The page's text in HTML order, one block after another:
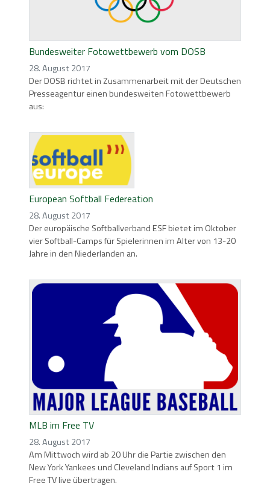
Bundesweiter Fotowettbewerb vom DOSB
28. August 2017
Der DOSB richtet in Zusammenarbeit mit der Deutschen
Presseagentur einen bundesweiten Fotowettbewerb
aus:
European Softball Federeation
28. August 2017
Der europäische Softballverband ESF bietet im Oktober
vier Softball-Camps für Spielerinnen im Alter von 13-20
Jahre in den Niederlanden an.
MLB im Free TV
28. August 2017
Am Mittwoch wird ab 20 Uhr die Partie zwischen den
New York Yankees und Cleveland Indians auf Sport 1 im
Free TV live übertragen.